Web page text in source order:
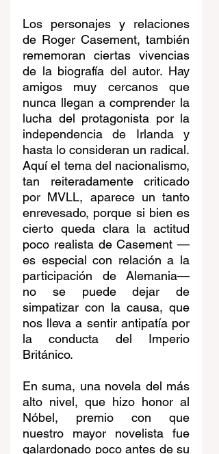
Los personajes y relaciones
de Roger Casement, también
rememoran ciertas vivencias
de la biografía del autor. Hay
amigos muy cercanos que
nunca llegan a comprender la
lucha del protagonista por la
independencia de Irlanda y
hasta lo consideran un radical.
Aquí el tema del nacionalismo,
tan reiteradamente criticado
por MVLL, aparece un tanto
enrevesado, porque si bien es
cierto queda clara la actitud
poco realista de Casement —
es especial con relación a la
participación de Alemania—
no se puede dejar de
simpatizar con la causa, que
nos lleva a sentir antipatía por
la conducta del Imperio
Británico.
En suma, una novela del más
alto nivel, que hizo honor al
Nóbel, premio con que
nuestro mayor novelista fue
galardonado poco antes de su